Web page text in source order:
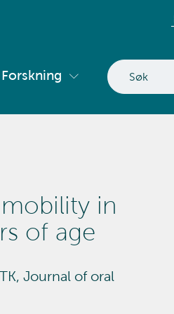
Søk
på
nettstedet
Forskning
Vis
undermeny
in
of age
Journal of oral